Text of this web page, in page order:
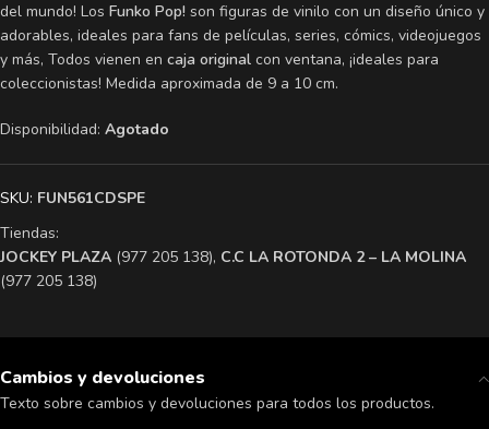
del mundo! Los Funko Pop! son figuras de vinilo con un diseño único y
adorables, ideales para fans de películas, series, cómics, videojuegos
y más, Todos vienen en caja original con ventana, ¡ideales para
coleccionistas! Medida aproximada de 9 a 10 cm.
Disponibilidad: Agotado
SKU: FUN561CDSPE
Tiendas:
​JOCKEY PLAZA (977 205 138), ​C.C LA ROTONDA 2 – LA MOLINA
(977 205 138)
Cambios y devoluciones
Texto sobre cambios y devoluciones para todos los productos.